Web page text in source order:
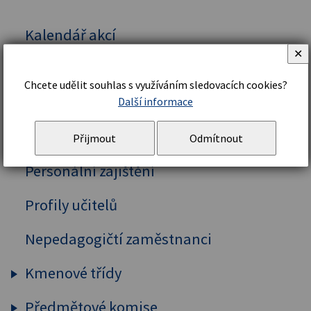
Kalendář akcí
Organizační řád a struktura
Školní řád
Personální zajištění
Profily učitelů
Nepedagogičtí zaměstnanci
Kmenové třídy
Prima
Chcete udělit souhlas s využíváním sledovacích cookies?
Další informace
Přijmout Odmítnout
✕